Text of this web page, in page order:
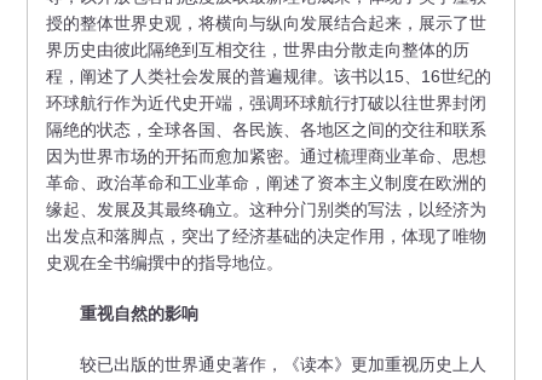
授的整体世界史观，将横向与纵向发展结合起来，展示了世
界历史由彼此隔绝到互相交往，世界由分散走向整体的历
程，阐述了人类社会发展的普遍规律。该书以15、16世纪的
环球航行作为近代史开端，强调环球航行打破以往世界封闭
隔绝的状态，全球各国、各民族、各地区之间的交往和联系
因为世界市场的开拓而愈加紧密。通过梳理商业革命、思想
革命、政治革命和工业革命，阐述了资本主义制度在欧洲的
缘起、发展及其最终确立。这种分门别类的写法，以经济为
出发点和落脚点，突出了经济基础的决定作用，体现了唯物
史观在全书编撰中的指导地位。
重视自然的影响
较已出版的世界通史著作，《读本》更加重视历史上人